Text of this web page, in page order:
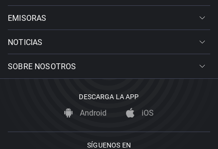
EMISORAS
NOTICIAS
SOBRE NOSOTROS
DESCARGA LA APP
Android iOS
SÍGUENOS EN